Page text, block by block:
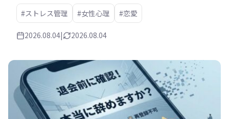
#ストレス管理 #女性心理 #恋愛
2026.08.04| 2026.08.04